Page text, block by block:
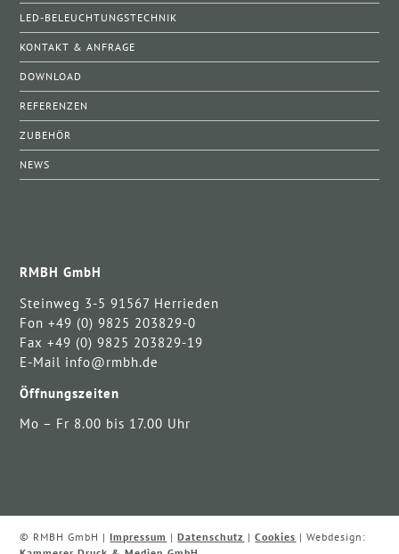
LED-BELEUCHTUNGSTECHNIK
KONTAKT & ANFRAGE
DOWNLOAD
REFERENZEN
ZUBEHÖR
NEWS
RMBH GmbH
Steinweg 3-5 91567 Herrieden
Fon +49 (0) 9825 203829-0
Fax +49 (0) 9825 203829-19
E-Mail info@rmbh.de
Öffnungszeiten
Mo – Fr 8.00 bis 17.00 Uhr
© RMBH GmbH | Impressum |Datenschutz |Cookies | Webdesign: